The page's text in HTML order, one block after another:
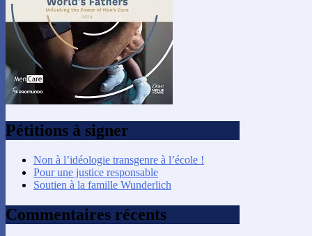
Pétitions à signer
Non à l’idéologie transgenre à l’école !
Pour une justice responsable
Soutien à la famille Wunderlich
Commentaires récents